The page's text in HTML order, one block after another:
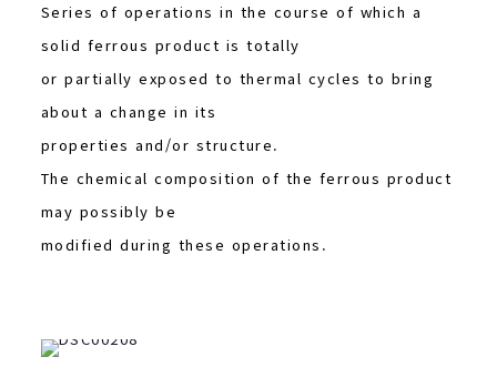
Series of operations in the course of which a
solid ferrous product is totally
or partially exposed to thermal cycles to bring
about a change in its
properties and/or structure.
The chemical composition of the ferrous product
may possibly be
modified during these operations.